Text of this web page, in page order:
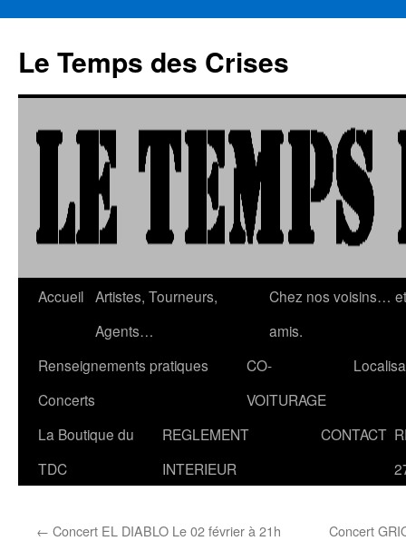
contenu
Le Temps des Crises
Accueil Artistes, Tourneurs,
Agents…
Chez nos voisins… et
amis.
Renseignements pratiques
Concerts
CO-
VOITURAGE
La Boutique du
TDC
REGLEMENT
INTERIEUR
CONTACT
← Concert EL DIABLO Le 02 février à 21h Concert